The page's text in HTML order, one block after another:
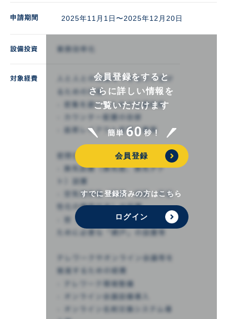
申請期間 2025年11月1日〜2025年12月20日
会員登録をすると
さらに詳しい情報を
ご覧いただけます
会員登録
すでに登録済みの方はこちら
ログイン